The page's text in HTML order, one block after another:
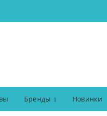
Бренды Новинки